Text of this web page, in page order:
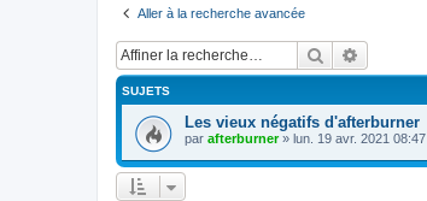
Aller à la recherche avancée
Rechercher
SUJETS
Les vieux négatifs d'afterburner
par afterburner» lun. 19 avr. 2021 08:47